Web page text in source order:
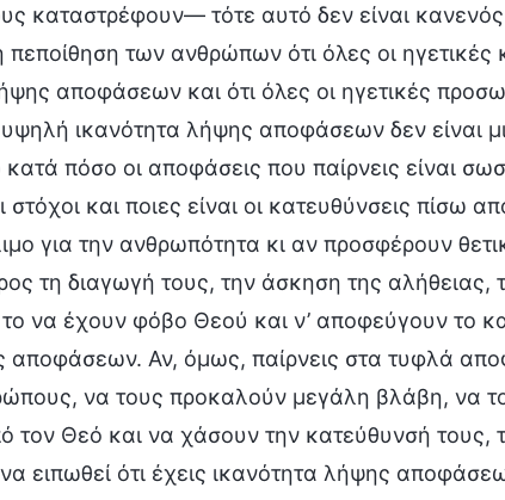
καταστρέφουν— τότε αυτό δεν είναι κανενός
των ανθρώπων ότι όλες οι ηγετικές
αποφάσεων και ότι όλες οι ηγετικές
ικανότητα λήψης αποφάσεων δεν είναι
πόσο οι αποφάσεις που παίρνεις είναι
στόχοι και ποιες είναι οι κατευθύνσεις πίσω
για την ανθρωπότητα κι αν προσφέρουν
τη διαγωγή τους, την άσκηση της αλήθειας,
να έχουν φόβο Θεού και ν’ αποφεύγουν το
αποφάσεων. Αν, όμως, παίρνεις στα τυφλά
να τους προκαλούν μεγάλη βλάβη, να
τον Θεό και να χάσουν την κατεύθυνσή τους,
ειπωθεί ότι έχεις ικανότητα λήψης